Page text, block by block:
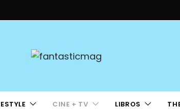
CINE + TV LIBROS